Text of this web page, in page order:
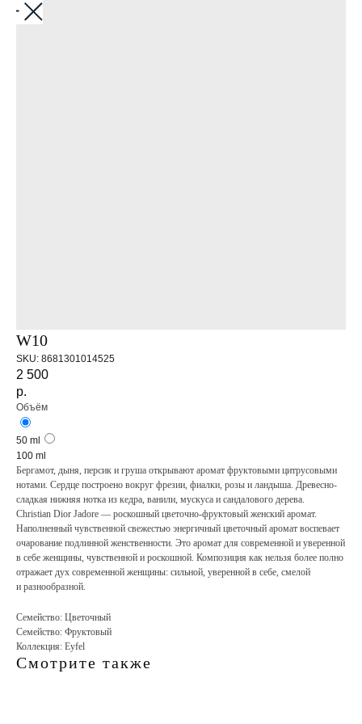
Назад
W10
SKU: 8681301014525
2 500
р.
Объём
50 ml
100 ml
Бергамот, дыня, персик и груша открывают аромат фруктовыми цитрусовыми
нотами. Сердце построено вокруг фрезии, фиалки, розы и ландыша. Древесно-
сладкая нижняя нотка из кедра, ванили, мускуса и сандалового дерева.
Christian Dior Jadore — роскошный цветочно-фруктовый женский аромат.
Наполненный чувственной свежестью энергичный цветочный аромат воспевает
очарование подлинной женственности. Это аромат для современной и уверенной
в себе женщины, чувственной и роскошной. Композиция как нельзя более полно
отражает дух современной женщины: сильной, уверенной в себе, смелой
и разнообразной.
Семейство: Цветочный
Семейство: Фруктовый
Коллекция: Eyfel
Смотрите также